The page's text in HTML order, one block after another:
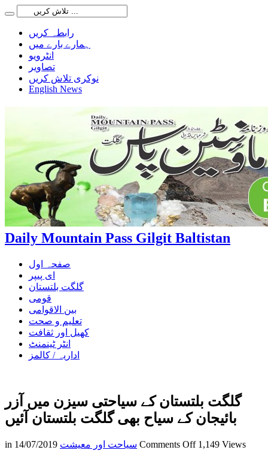
رابطہ کریں
ہمارے بارے میں
انٹرویو
تصاویر
نوکری تلاش کریں
English News
Daily Mountain Pass Gilgit Baltistan
صفحہ اول
ای پیپر
گلگت بلتستان
قومی
بین الاقوامی
تعلیم و صحت
کھیل اور ثقافت
انٹر ٹینمنٹ
اداریہ / کالمز
گلگت بلتستان کے سیاحتی سیزن میں آزر
بائیجان کے سیاح بھی گلگت بلتستان آئیں
in سیاحت اور معیشت 14/07/2019 Comments Offon1,149 Views